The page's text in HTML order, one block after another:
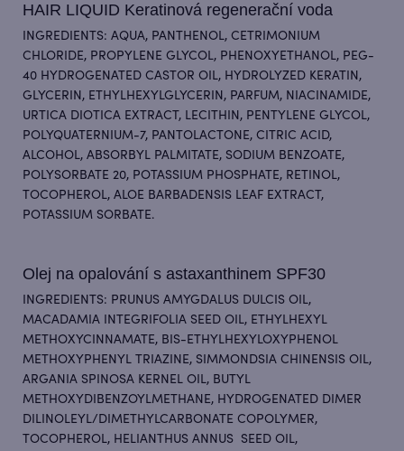
HAIR LIQUID Keratinová regenerační voda
INGREDIENTS: AQUA, PANTHENOL, CETRIMONIUM
CHLORIDE, PROPYLENE GLYCOL, PHENOXYETHANOL, PEG-
40 HYDROGENATED CASTOR OIL, HYDROLYZED KERATIN,
GLYCERIN, ETHYLHEXYLGLYCERIN, PARFUM, NIACINAMIDE,
URTICA DIOTICA EXTRACT, LECITHIN, PENTYLENE GLYCOL,
POLYQUATERNIUM-7, PANTOLACTONE, CITRIC ACID,
ALCOHOL, ABSORBYL PALMITATE, SODIUM BENZOATE,
POLYSORBATE 20, POTASSIUM PHOSPHATE, RETINOL,
TOCOPHEROL, ALOE BARBADENSIS LEAF EXTRACT,
POTASSIUM SORBATE.
Olej na opalování s astaxanthinem SPF30
INGREDIENTS: PRUNUS AMYGDALUS DULCIS OIL,
MACADAMIA INTEGRIFOLIA SEED OIL, ETHYLHEXYL
METHOXYCINNAMATE, BIS-ETHYLHEXYLOXYPHENOL
METHOXYPHENYL TRIAZINE, SIMMONDSIA CHINENSIS OIL,
ARGANIA SPINOSA KERNEL OIL, BUTYL
METHOXYDIBENZOYLMETHANE, HYDROGENATED DIMER
DILINOLEYL/DIMETHYLCARBONATE COPOLYMER,
TOCOPHEROL, HELIANTHUS ANNUS SEED OIL,